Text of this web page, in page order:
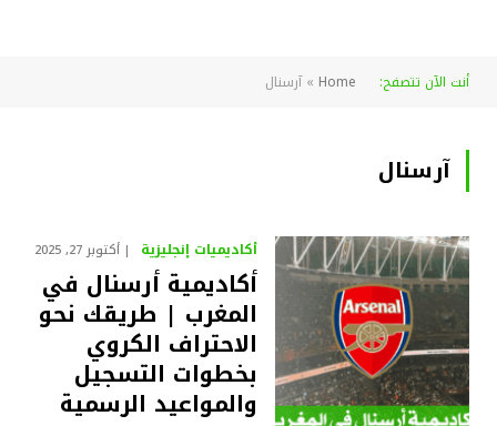
أنت الآن تتصفح: Home
»آرسنال
آرسنال
أكاديميات إنجليزية أكتوبر 27, 2025
أكاديمية أرسنال في
المغرب | طريقك نحو
الاحتراف الكروي
بخطوات التسجيل
والمواعيد الرسمية